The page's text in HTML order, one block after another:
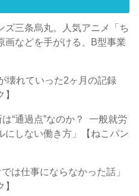
ズ三条烏丸。人気アニメ「ち
画などを手がける、B型事業
壊れていった2ヶ月の記録
は“通過点”なのか？ 一般就労
にしない働き方」【ねこパン
では仕事にならなかった話」